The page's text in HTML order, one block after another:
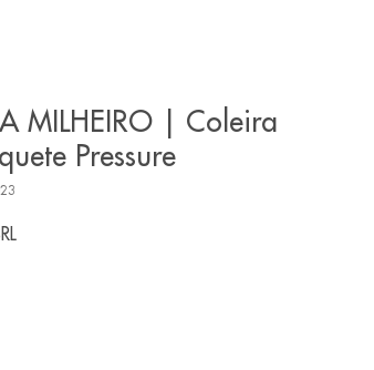
MILHEIRO | Coleira
Pressure
Prezzo